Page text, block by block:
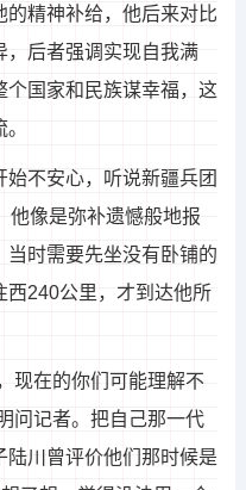
精神补给，他后来对比
，后者强调实现自我满
个国家和民族谋幸福，这
不安心，听说新疆兵团
他像是弥补遗憾般地报
当时需要先坐没有卧铺的
西240公里，才到达他所
现在的你们可能理解不
问记者。把自己那一代
陆川曾评价他们那时候是